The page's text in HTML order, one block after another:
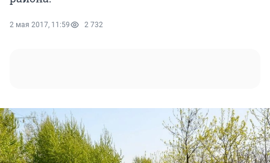
2 мая 2017, 11:59 2 732